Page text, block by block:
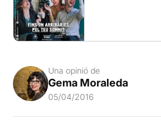
Una opinió de
Gema Moraleda
05/04/2016